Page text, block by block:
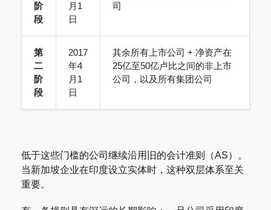
阶
段
月1
日
司
第
二
阶
段
2017
年4
月1
日
其余所有上市公司 + 净资产在
25亿至50亿卢比之间的非上市
公司，以及所有集团公司
低于这些门槛的公司继续沿用旧的会计准则（AS）。
当新加坡企业在印度设立实体时，这种双层体系至关
重要。